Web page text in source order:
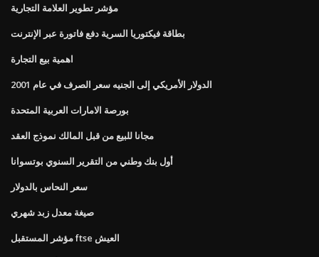
مؤشر تطوير العلامة التجارية
بطاقة فيكتوريا السرية دفع فاتورة عبر الإنترنت
اهمية بيع التجارة
الدولار الأمريكي إلى الجنيه سعر الصرف في عام 2001
بورصة الامارات العربية المتحدة
مجانا للبيع من قبل المالك نموذج العقد
أول بنك وطني من التقرير السنوي بوتسوانا
سعر النحاس بالدولار
صيغة معدل زبد شهري
مؤشر المستقبل ftse العيش